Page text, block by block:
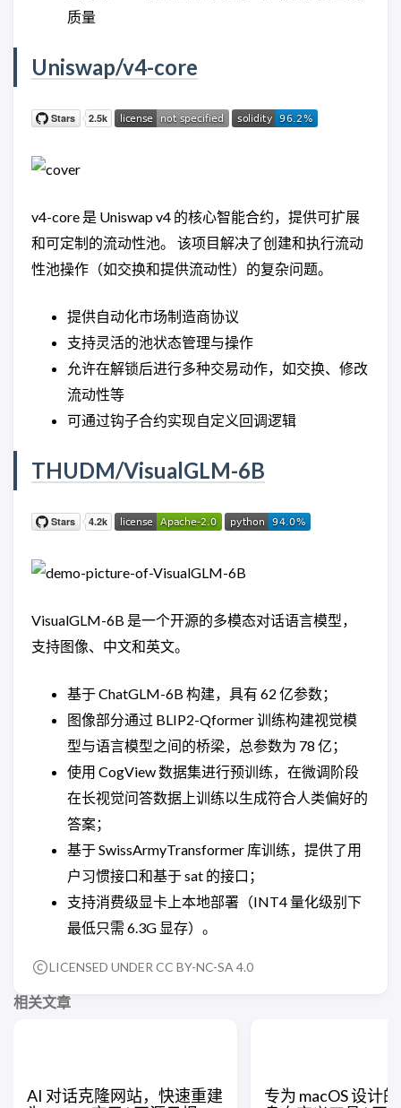
质量
Uniswap/v4-core
v4-core 是 Uniswap v4 的核心智能合约，提供可扩展
和可定制的流动性池。 该项目解决了创建和执行流动
性池操作（如交换和提供流动性）的复杂问题。
提供自动化市场制造商协议
支持灵活的池状态管理与操作
允许在解锁后进行多种交易动作，如交换、修改
流动性等
可通过钩子合约实现自定义回调逻辑
THUDM/VisualGLM-6B
VisualGLM-6B 是一个开源的多模态对话语言模型，
支持图像、中文和英文。
基于 ChatGLM-6B 构建，具有 62 亿参数；
图像部分通过 BLIP2-Qformer 训练构建视觉模
型与语言模型之间的桥梁，总参数为 78 亿；
使用 CogView 数据集进行预训练，在微调阶段
在长视觉问答数据上训练以生成符合人类偏好的
答案；
基于 SwissArmyTransformer 库训练，提供了用
户习惯接口和基于 sat 的接口；
支持消费级显卡上本地部署（INT4 量化级别下
最低只需 6.3G 显存）。
LICENSED UNDER CC BY-NC-SA 4.0
相关文章
AI 对话克隆网站，快速重建
专为 macOS 设计